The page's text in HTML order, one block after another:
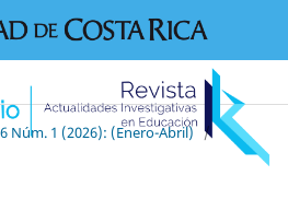
Núm. 1 (2026): (Enero-Abril) /